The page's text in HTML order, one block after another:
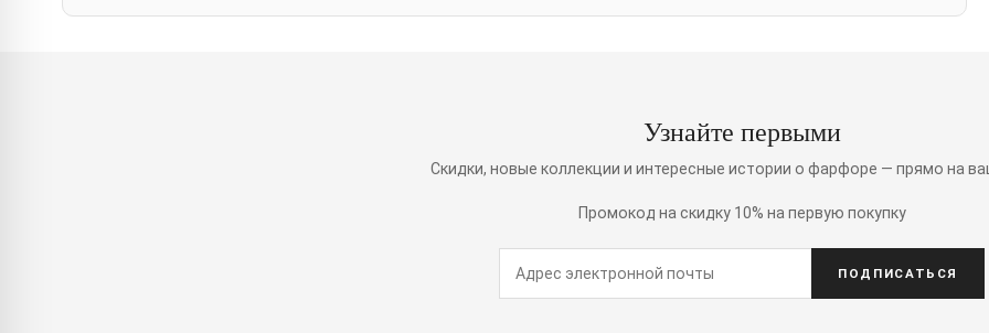
Узнайте первыми
Скидки, новые коллекции и интересные истории о фарфоре — прямо на
Промокод на скидку 10% на первую покупку
ПОДПИСАТЬСЯ